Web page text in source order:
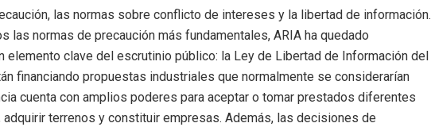
las normas sobre conflicto de intereses y la libertad de información.
las normas de precaución más fundamentales, ARIA ha quedado
elemento clave del escrutinio público: la Ley de Libertad de Información del
financiando propuestas industriales que normalmente se considerarían
cuenta con amplios poderes para aceptar o tomar prestados diferentes
terrenos y constituir empresas. Además, las decisiones de